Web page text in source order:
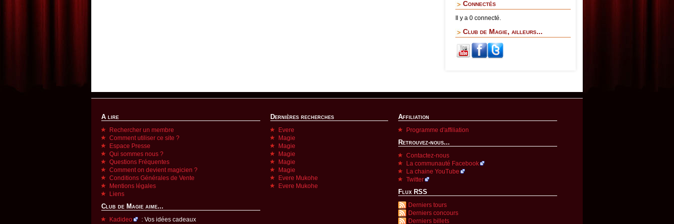
Connectés
Il y a 0 connecté.
Club de Magie, ailleurs...
A lire
Rechercher un membre
Comment utiliser ce site ?
Espace Presse
Qui sommes nous ?
Questions Fréquentes
Comment on devient magicien ?
Conditions Générales de Vente
Mentions légales
Liens
Club de Magie aime...
Kadideo : Vos idées cadeaux
Dernières recherches
Evere
Magie
Magie
Magie
Magie
Magie
Evere Mukohe
Evere Mukohe
Affiliation
Programme d'affiliation
Retrouvez-nous...
Contactez-nous
La communauté Facebook
La chaine YouTube
Twitter
Flux RSS
Derniers tours
Derniers concours
Derniers billets